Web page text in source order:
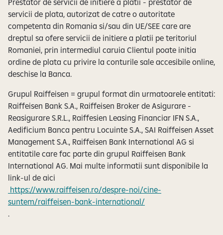
Prestator de servicii de initiere a platii - prestator de
servicii de plata, autorizat de catre o autoritate
competenta din Romania si/sau din UE/SEE care are
dreptul sa ofere servicii de initiere a platii pe teritoriul
Romaniei, prin intermediul caruia Clientul poate initia
ordine de plata cu privire la conturile sale accesibile online,
deschise la Banca.
Grupul Raiffeisen = grupul format din urmatoarele entitati:
Raiffeisen Bank S.A., Raiffeisen Broker de Asigurare -
Reasigurare S.R.L., Raiffesien Leasing Financiar IFN S.A.,
Aedificium Banca pentru Locuinte S.A., SAI Raiffeisen Asset
Management S.A., Raiffeisen Bank International AG si
entitatile care fac parte din grupul Raiffeisen Bank
International AG. Mai multe informatii sunt disponibile la
link-ul de aici
https://www.raiffeisen.ro/despre-noi/cine-
suntem/raiffeisen-bank-international/
.